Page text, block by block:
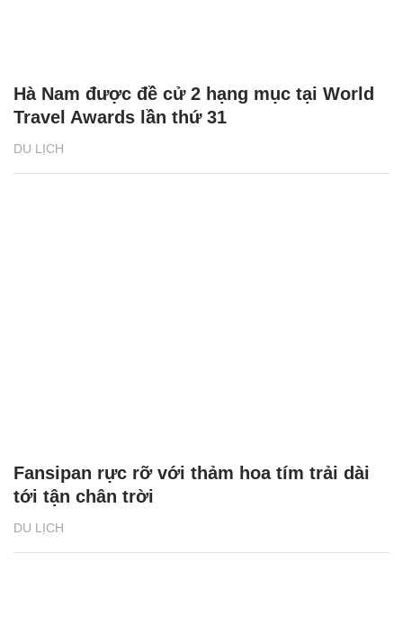
DU LỊCH
Hà Nam được đề cử 2 hạng mục tại World
Travel Awards lần thứ 31
DU LỊCH
Fansipan rực rỡ với thảm hoa tím trải dài
tới tận chân trời